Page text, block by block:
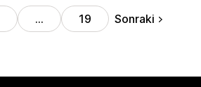
… 19 Sonraki